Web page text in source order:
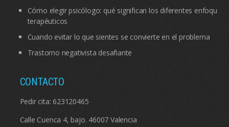
Cómo elegir psicólogo: qué significan los diferentes enfoques
terapéuticos
Cuando evitar lo que sientes se convierte en el problema
Trastorno negativista desafiante
CONTACTO
Pedir cita: 623120465
Calle Cuenca 4, bajo. 46007 Valencia